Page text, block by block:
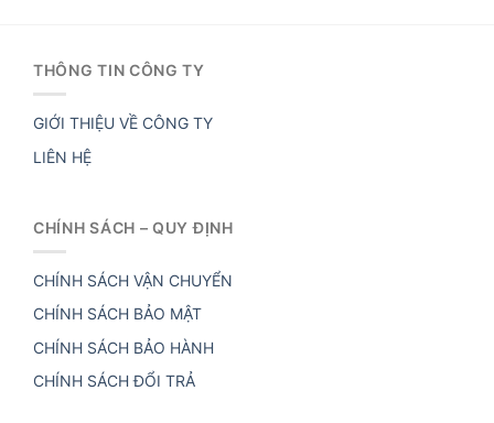
THÔNG TIN CÔNG TY
GIỚI THIỆU VỀ CÔNG TY
LIÊN HỆ
CHÍNH SÁCH – QUY ĐỊNH
CHÍNH SÁCH VẬN CHUYỂN
CHÍNH SÁCH BẢO MẬT
CHÍNH SÁCH BẢO HÀNH
CHÍNH SÁCH ĐỔI TRẢ